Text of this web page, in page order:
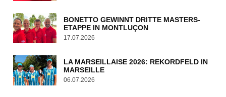
BONETTO GEWINNT DRITTE MASTERS-
ETAPPE IN MONTLUÇON
17.07.2026
LA MARSEILLAISE 2026: REKORDFELD IN
MARSEILLE
06.07.2026